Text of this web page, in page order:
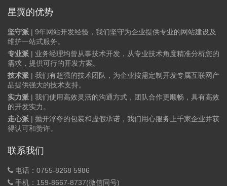
星翼的优势
坚守派 | 9年网站开发经验，我们坚守为企业提供专业的网站建设及
维护一站式服务。
专业派 | 业务经理均曾从事技术开发，从专业技术角度精准分析您的
需求，提供可行的开发方案。
技术派 | 我们有超强的技术团队，为企业按需定制开发专属互联网产
品提供强大的技术支持。
实力派 | 我们使用高效灵活的沟通方式，团队合作更顺畅，具有高效
的开发实力。
走心派 | 抛开浮夸的包装和虚假承诺，我们用心服务上千家企业并获
得认可和赞许。
联系我们
电话：0755-8268 5986
手机：159-8667-8737(微信同号)